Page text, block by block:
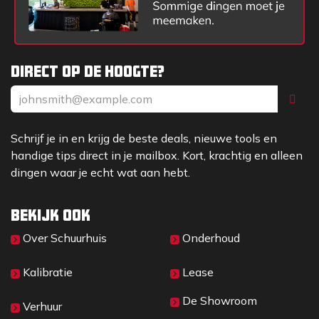
Kabellengte (m)
5
Direct op de hoogte?
Schrijf je in en krijg de beste deals, nieuwe tools en
handige tips direct in je mailbox. Kort, krachtig en alleen
dingen waar je echt wat aan hebt.
Bekijk ook
Over Sc​huurhuis
Kalibratie
Verhuur
Onderhoud
Lease
De Showroom